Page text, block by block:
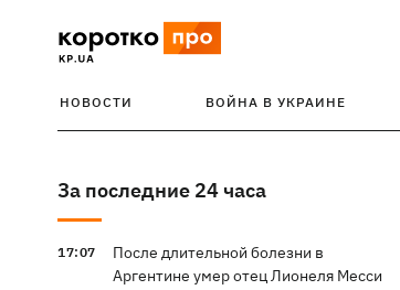
НОВОСТИ ВОЙНА В УКРАИНЕ
За последние 24 часа
17:07
После длительной болезни в
Аргентине умер отец Лионеля Месси